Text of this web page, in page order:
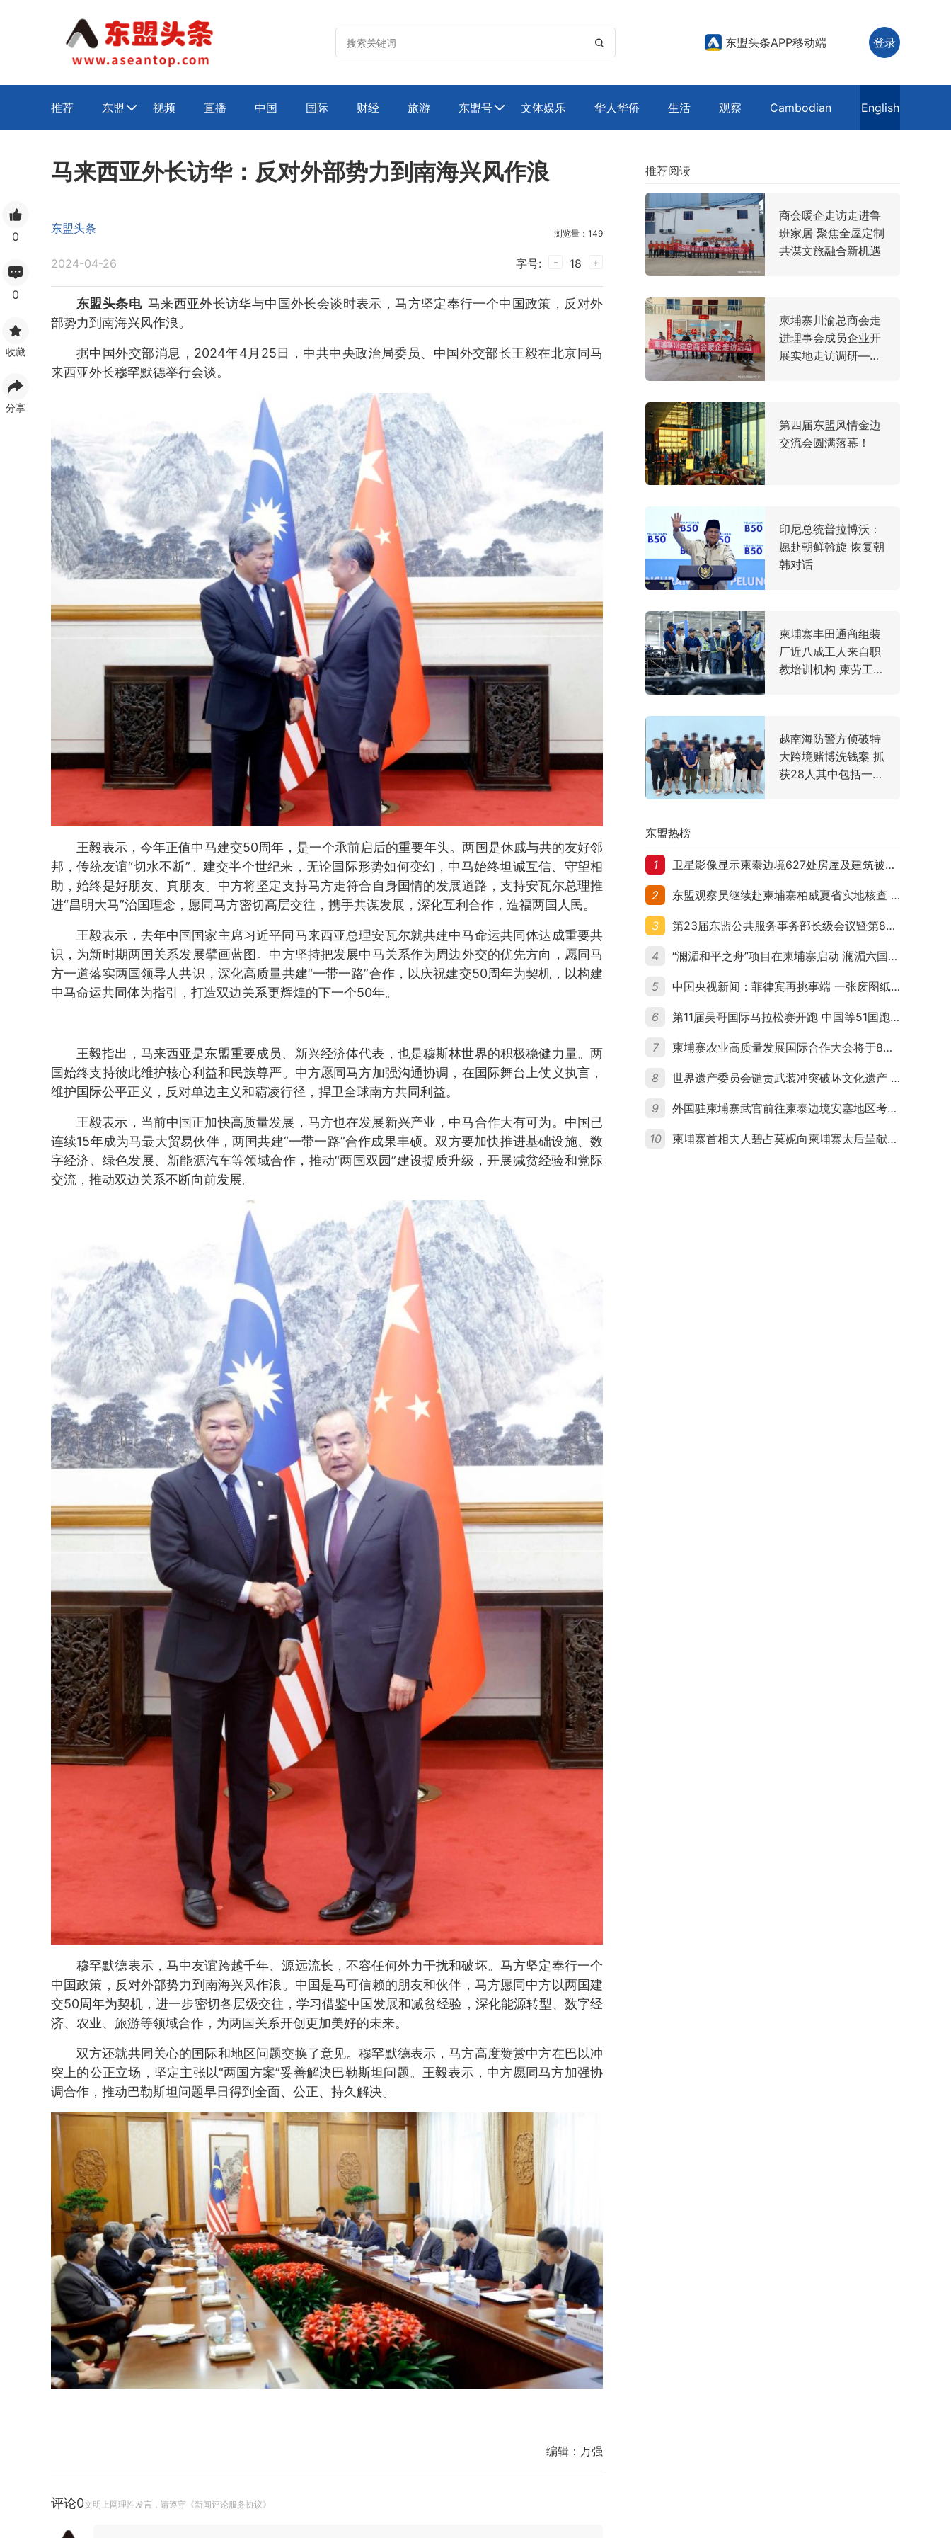
 东盟头条APP移动端 登录
推荐 东盟  视频 直播 中国 国际 财经 旅游 东盟号 文体娱乐 华人华侨 生活 观察 Cambodian English
0
0
收藏
分享
马来西亚外长访华：反对外部势力到南海兴风作浪
东盟头条 浏览量：149
2024-04-26 字号: - 18 +
东盟头条电 马来西亚外长访华与中国外长会谈时表示，马方坚定奉行一个中国政策，反对外
部势力到南海兴风作浪。
据中国外交部消息，2024年4月25日，中共中央政治局委员、中国外交部长王毅在北京同马
来西亚外长穆罕默德举行会谈。
王毅表示，今年正值中马建交50周年，是一个承前启后的重要年头。两国是休戚与共的友好邻
邦，传统友谊“切水不断”。建交半个世纪来，无论国际形势如何变幻，中马始终坦诚互信、守望相
助，始终是好朋友、真朋友。中方将坚定支持马方走符合自身国情的发展道路，支持安瓦尔总理推
进“昌明大马”治国理念，愿同马方密切高层交往，携手共谋发展，深化互利合作，造福两国人民。
王毅表示，去年中国国家主席习近平同马来西亚总理安瓦尔就共建中马命运共同体达成重要共
识，为新时期两国关系发展擘画蓝图。中方坚持把发展中马关系作为周边外交的优先方向，愿同马
方一道落实两国领导人共识，深化高质量共建“一带一路”合作，以庆祝建交50周年为契机，以构建
中马命运共同体为指引，打造双边关系更辉煌的下一个50年。
王毅指出，马来西亚是东盟重要成员、新兴经济体代表，也是穆斯林世界的积极稳健力量。两
国始终支持彼此维护核心利益和民族尊严。中方愿同马方加强沟通协调，在国际舞台上仗义执言，
维护国际公平正义，反对单边主义和霸凌行径，捍卫全球南方共同利益。
王毅表示，当前中国正加快高质量发展，马方也在发展新兴产业，中马合作大有可为。中国已
连续15年成为马最大贸易伙伴，两国共建“一带一路”合作成果丰硕。双方要加快推进基础设施、数
字经济、绿色发展、新能源汽车等领域合作，推动“两国双园”建设提质升级，开展减贫经验和党际
交流，推动双边关系不断向前发展。
穆罕默德表示，马中友谊跨越千年、源远流长，不容任何外力干扰和破坏。马方坚定奉行一个
中国政策，反对外部势力到南海兴风作浪。中国是马可信赖的朋友和伙伴，马方愿同中方以两国建
交50周年为契机，进一步密切各层级交往，学习借鉴中国发展和减贫经验，深化能源转型、数字经
济、农业、旅游等领域合作，为两国关系开创更加美好的未来。
双方还就共同关心的国际和地区问题交换了意见。穆罕默德表示，马方高度赞赏中方在巴以冲
突上的公正立场，坚定主张以“两国方案”妥善解决巴勒斯坦问题。王毅表示，中方愿同马方加强协
调合作，推动巴勒斯坦问题早日得到全面、公正、持久解决。
编辑： 万强
评论0文明上网理性发言，请遵守《新闻评论服务协议》
推荐阅读
商会暖企走访走进鲁
班家居 聚焦全屋定制
共谋文旅融合新机遇
柬埔寨川渝总商会走
进理事会成员企业开
展实地走访调研——
第四届东盟风情金边
交流会圆满落幕！
印尼总统普拉博沃：
愿赴朝鲜斡旋 恢复朝
韩对话
柬埔寨丰田通商组装
厂近八成工人来自职
教培训机构 柬劳工大
越南海防警方侦破特
大跨境赌博洗钱案 抓
获28人其中包括一名
东盟热榜
1 卫星影像显示柬泰边境627处房屋及建筑被夷平 人权组织呼吁保护平民财产
2 东盟观察员继续赴柬埔寨柏威夏省实地核查 走访遭袭柬埔寨平民村庄
3 第23届东盟公共服务事务部长级会议暨第8届东盟与中日韩公共服务事务部长级会议在柬埔寨暹粒开幕
4 “澜湄和平之舟”项目在柬埔寨启动 澜湄六国青年共话和平与发展
5 中国央视新闻：菲律宾再挑事端 一张废图纸划不走中国黄岩岛
6 第11届吴哥国际马拉松赛开跑 中国等51国跑者齐聚暹粒
7 柬埔寨农业高质量发展国际合作大会将于8月20日举行
8 世界遗产委员会谴责武装冲突破坏文化遗产 柬埔寨呼吁依法追责并加强国际合作
9 外国驻柬埔寨武官前往柬泰边境安塞地区考察 柬方介绍“危险握手”事件及边境情况
10 柬埔寨首相夫人碧占莫妮向柬埔寨太后呈献世界女童军“卓越领袖奖”